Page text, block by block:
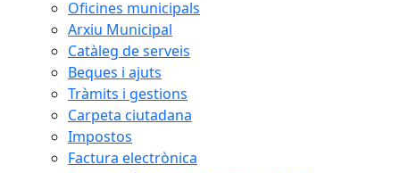
Oficines municipals
Arxiu Municipal
Catàleg de serveis
Beques i ajuts
Tràmits i gestions
Carpeta ciutadana
Impostos
Factura electrònica